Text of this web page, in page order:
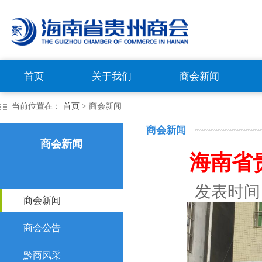
首页 关于我们 商会新闻
当前位置在： 首页 > 商会新闻
商会新闻
商会新闻
商会公告
黔商风采
商会新闻
海南省
发表时